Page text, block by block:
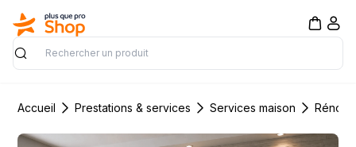
Rechercher
Accueil Prestations & services Services maison